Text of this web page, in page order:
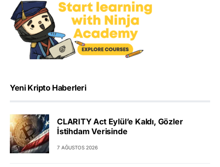
Yeni Kripto Haberleri
CLARITY Act Eylül’e Kaldı, Gözler
İstihdam Verisinde
7 AĞUSTOS 2026